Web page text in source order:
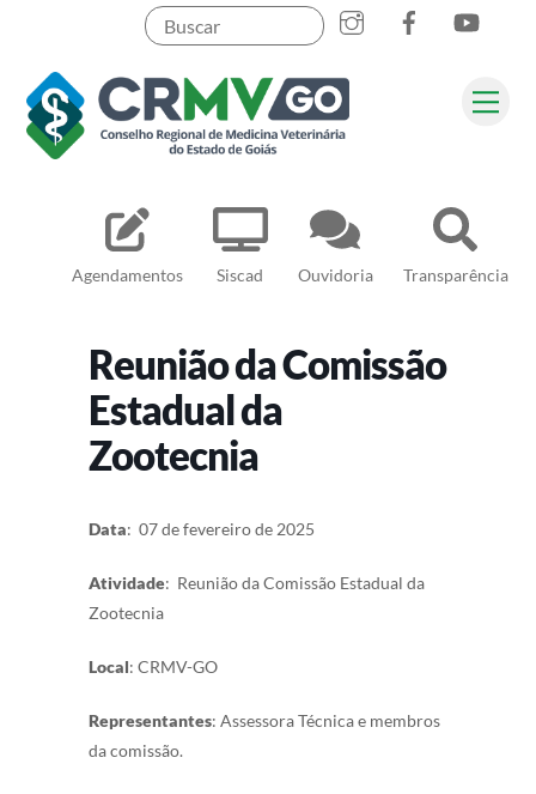
content
Agendamentos Siscad Ouvidoria Transparência
Pesquisar
Reunião da Comissão
Estadual da
Zootecnia
Data: 07 de fevereiro de 2025
Atividade: Reunião da Comissão Estadual da
Zootecnia
Local: CRMV-GO
Representantes: Assessora Técnica e membros
da comissão.